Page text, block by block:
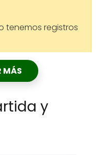
tenemos registros
MÁS
y